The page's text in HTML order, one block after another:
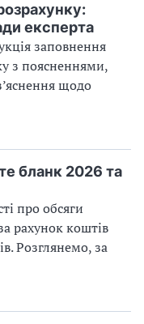
експерта
заповнення
з поясненнями,
щодо
бланк 2026 та
про обсяги
рахунок коштів
Розглянемо, за